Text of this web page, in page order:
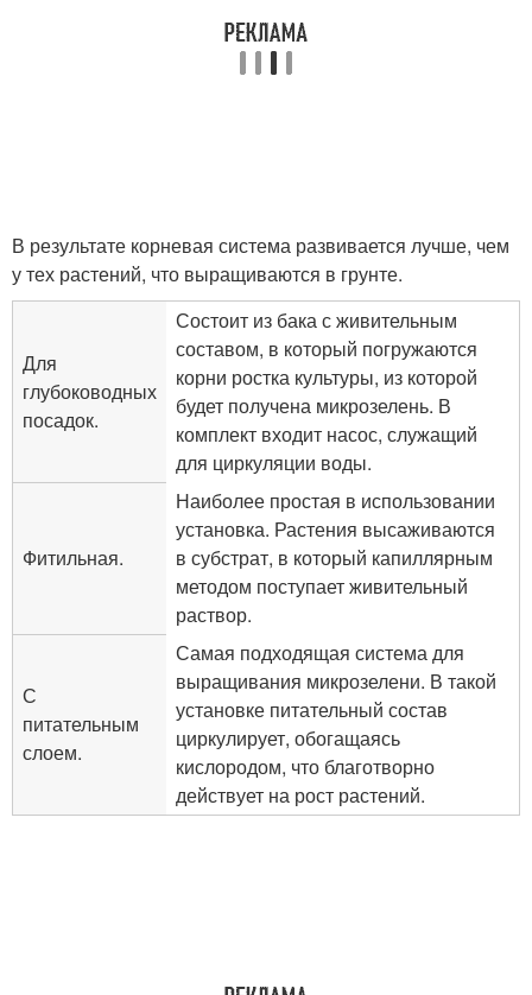
В результате корневая система развивается лучше, чем
у тех растений, что выращиваются в грунте.
Для
глубоководных
посадок.
Состоит из бака с живительным
составом, в который погружаются
корни ростка культуры, из которой
будет получена микрозелень. В
комплект входит насос, служащий
для циркуляции воды.
Фитильная.
Наиболее простая в использовании
установка. Растения высаживаются
в субстрат, в который капиллярным
методом поступает живительный
раствор.
С
питательным
слоем.
Самая подходящая система для
выращивания микрозелени. В такой
установке питательный состав
циркулирует, обогащаясь
кислородом, что благотворно
действует на рост растений.